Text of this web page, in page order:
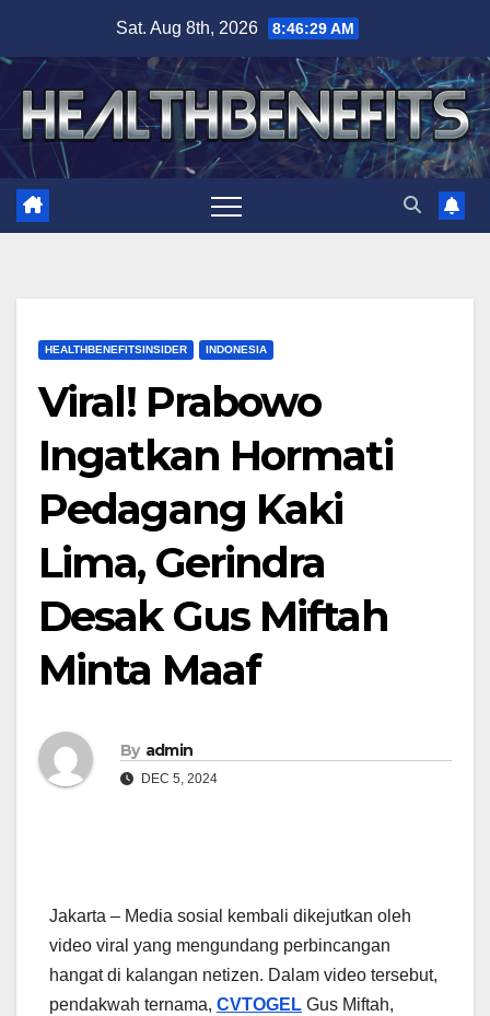
content
Sat. Aug 8th, 2026 8:46:30 AM
HEALTHBENEFITSINSIDER INDONESIA
Viral! Prabowo
Ingatkan Hormati
Pedagang Kaki
Lima, Gerindra
Desak Gus Miftah
Minta Maaf
By admin
DEC 5, 2024
Jakarta – Media sosial kembali dikejutkan oleh
video viral yang mengundang perbincangan
hangat di kalangan netizen. Dalam video tersebut,
pendakwah ternama, CVTOGEL Gus Miftah,